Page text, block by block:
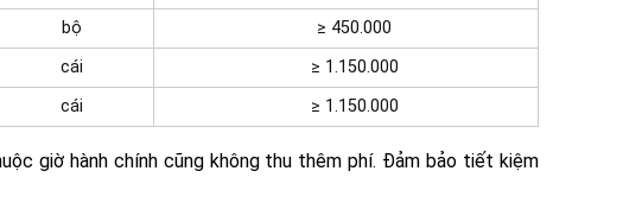
bộ
≥ 450.000
cái
≥ 1.150.000
cái ≥ 1.150.000
giờ hành chính cũng không thu thêm phí. Đảm bảo tiết kiệm